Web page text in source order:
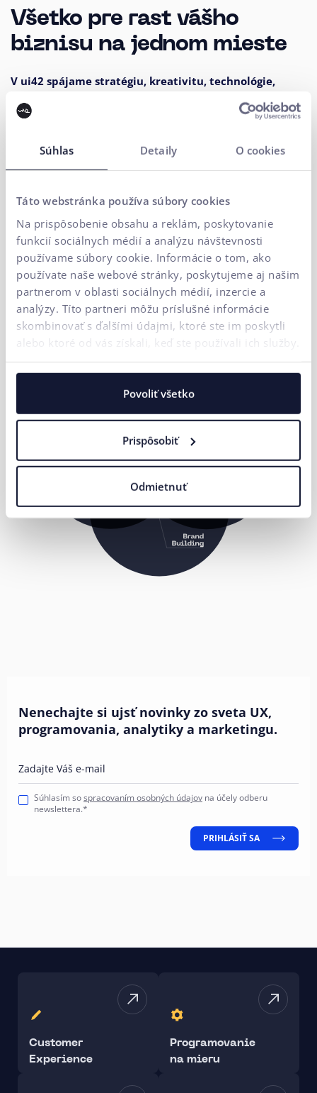
Súhlas Detaily O cookies
Táto webstránka používa súbory cookies
Na prispôsobenie obsahu a reklám, poskytovanie
funkcií sociálnych médií a analýzu návštevnosti
používame súbory cookie. Informácie o tom, ako
používate naše webové stránky, poskytujeme aj našim
partnerom v oblasti sociálnych médií, inzercie a
analýzy. Títo partneri môžu príslušné informácie
skombinovať s ďalšími údajmi, ktoré ste im poskytli
alebo ktoré od vás získali, keď ste používali ich služby.
Povoliť všetko
Prispôsobiť
Odmietnuť
Všetko pre rast vášho
biznisu na jednom mieste
V ui42 spájame stratégiu, kreativitu, technológie,
Budujeme značky a vizuálne identity, tvoríme weby a e-
prinášame merateľné výsledky cez performance marketing.
Naše riešenia rozširujeFLUIDUM– AI inteligencia ui42, ktorá
Vďaka tomu získate partnera, ktorý dokáže pokryť celý
digitálny ekosystém vášho biznisu – od prvého kontaktu so
značkou až po konverziu.
ZAČNITE RÁSŤ S NAMI
Nenechajte si ujsť novinky zo sveta UX,
programovania, analytiky a marketingu.
Zadajte Váš e-mail
Súhlasím sospracovaním osobných údajov na účely odberu
newslettera.*
PRIHLÁSIŤ SA
Customer
Experience
Programovanie
na mieru